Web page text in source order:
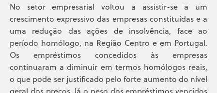
No setor empresarial voltou a assistir-se a um
crescimento expressivo das empresas constituídas e a
uma redução das ações de insolvência, face ao
período homólogo, na Região Centro e em Portugal.
Os empréstimos concedidos às empresas
continuaram a diminuir em termos homólogos reais,
o que pode ser justificado pelo forte aumento do nível
geral dos preços. Já o peso dos empréstimos vencidos